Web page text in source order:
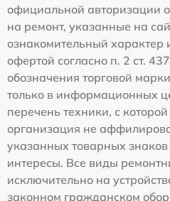
официальной авторизации
на ремонт, указанные на
ознакомительный характер
офертой согласно п. 2 ст.
обозначения торговой
только в информационных
перечень техники, с
организация не
указанных товарных знаков
интересы. Все виды
исключительно на
законном гражданском